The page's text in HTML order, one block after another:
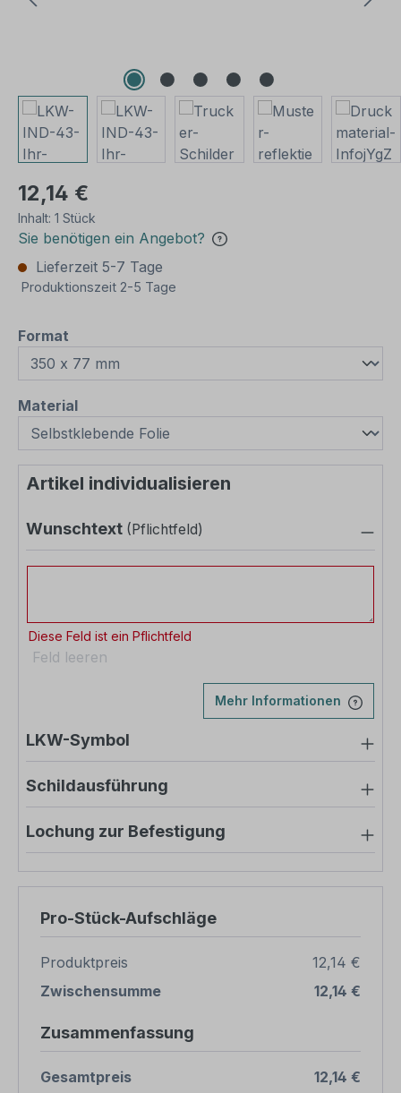
12,14 €
Inhalt: 1 Stück
Sie benötigen ein Angebot?
Lieferzeit 5-7 Tage
Produktionszeit 2-5 Tage
Format
Materialauswählen
Artikel individualisieren
Wunschtext (Pflichtfeld)
Diese Feld ist ein Pflichtfeld
Feld leeren
Mehr Informationen
LKW-Symbol
Schildausführung
Lochung zur Befestigung
Pro-Stück-Aufschläge
Produktpreis
12,14 €
Zwischensumme
12,14 €
Zusammenfassung
Gesamtpreis 12,14 €